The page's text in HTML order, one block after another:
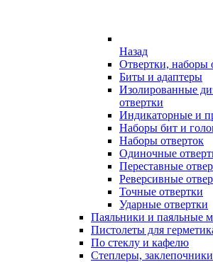
Назад
Отвертки, наборы
Биты и адаптеры
Изолированные
отвертки
Индикаторные и
Наборы бит и
Наборы отверток
Одиночные
Переставные
Реверсивные
Точные отвертки
Ударные отвертки
Паяльники и паяльные
Пистолеты для
По стеклу и кафелю
Степлеры, заклепочники